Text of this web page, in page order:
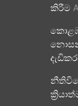
කිරීම
කොළඹ